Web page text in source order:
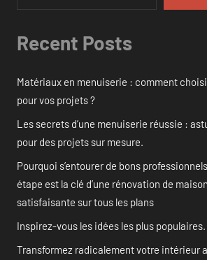
Recent Posts
Matériaux en menuiserie : comment
pour vos projets ?
Les secrets d’une menuiserie réussie :
pour des projets sur mesure.
Pourquoi s’entourer de bons
étape est la clé d’une rénovation de
satisfaisante sur tous les plans
Inspirez-vous les idées les plus populaires.
Transformez radicalement votre intérieur